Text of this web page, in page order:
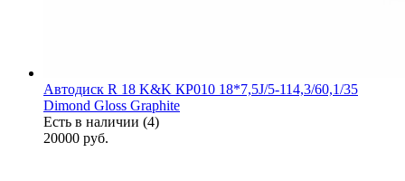
Автодиск R 18 K&K КР010 18*7,5J/5-114,3/60,1/35
Dimond Gloss Graphite
Есть в наличии (4)
20000 руб.